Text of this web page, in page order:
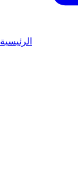
الرئيسية